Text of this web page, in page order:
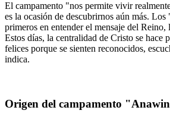
El campamento "nos permite vivir
es la ocasión de descubrirnos aún más.
primeros en entender el mensaje del Reino,
Estos días, la centralidad de Cristo se hace
felices porque se sienten reconocidos,
indica.
Origen del campamento